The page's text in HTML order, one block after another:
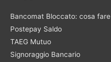
Bancomat Bloccato: cosa fare
Postepay Saldo
TAEG Mutuo
Signoraggio Bancario